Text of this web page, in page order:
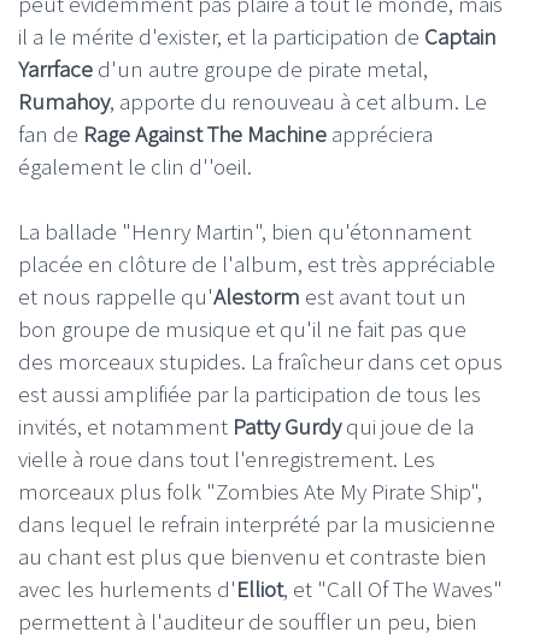
il a le mérite d'exister, et la participation de Captain
Yarrface d'un autre groupe de pirate metal,
Rumahoy, apporte du renouveau à cet album. Le
fan de Rage Against The Machine appréciera
également le clin d''oeil.
La ballade "Henry Martin", bien qu'étonnament
placée en clôture de l'album, est très appréciable
et nous rappelle qu'Alestorm est avant tout un
bon groupe de musique et qu'il ne fait pas que
des morceaux stupides. La fraîcheur dans cet opus
est aussi amplifiée par la participation de tous les
invités, et notamment Patty Gurdyqui joue de la
vielle à roue dans tout l'enregistrement. Les
morceaux plus folk "Zombies Ate My Pirate Ship",
dans lequel le refrain interprété par la musicienne
au chant est plus que bienvenu et contraste bien
avec les hurlements d'Elliot, et "Call Of The Waves"
permettent à l'auditeur de souffler un peu, bien